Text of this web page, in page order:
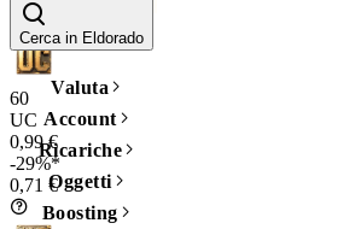
Cerca in Eldorado
Valuta
Account
Ricariche
Oggetti
Boosting
Quantità
60
UC
0,99 €
-29%*
0,71 €